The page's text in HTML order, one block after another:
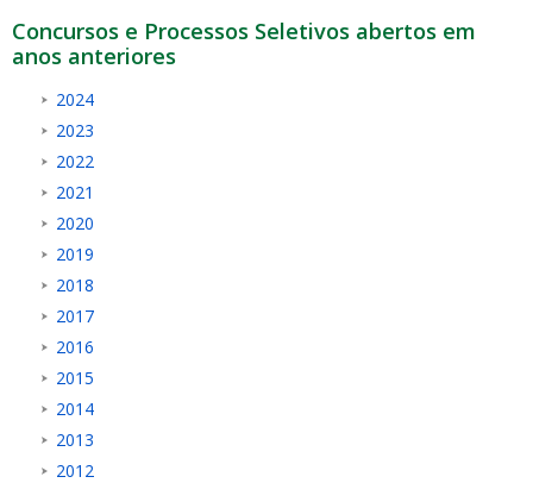
Concursos e Processos Seletivos abertos em
anos anteriores
2024
2023
2022
2021
2020
2019
2018
2017
2016
2015
2014
2013
2012